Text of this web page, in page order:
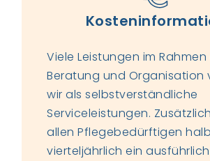
Viele Leistungen im
Beratung und Organisation
wir als selbstverständliche
Serviceleistungen.
allen Pflegebedürftigen
vierteljährlich ein